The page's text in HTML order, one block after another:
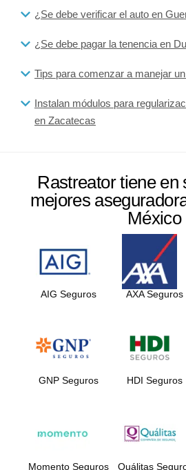
¿Se debe verificar el auto en
¿Se debe pagar la tenencia en
Tips para comenzar a manejar
Instalan módulos para
en Zacatecas
Rastreator tiene en
mejores
México
AIG Seguros AXA Seguros
GNP Seguros HDI Seguros
Momento Seguros Quálitas